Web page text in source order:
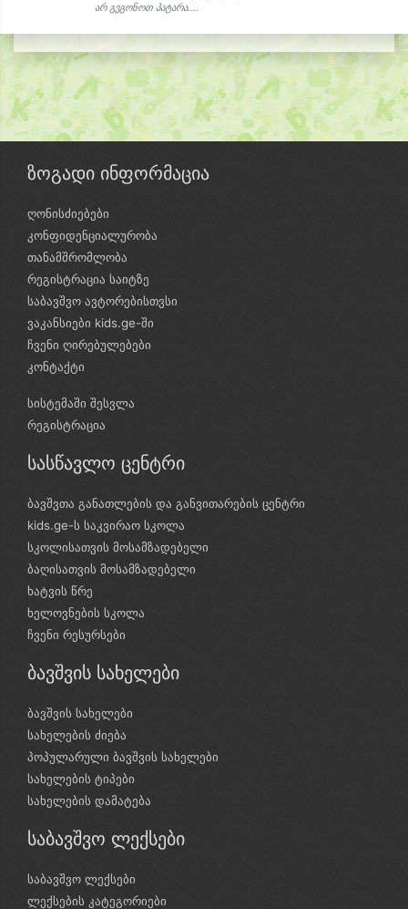
არ გეგონოთ პატარა....
ზოგადი ინფორმაცია
ღონისძიებები
კონფიდენციალურობა
თანამშრომლობა
რეგისტრაცია საიტზე
საბავშვო ავტორებისთვსი
ვაკანსიები kids.ge-ში
ჩვენი ღირებულებები
კონტაქტი
სისტემაში შესვლა
რეგისტრაცია
სასწავლო ცენტრი
ბავშვთა განათლების და განვითარების ცენტრი
kids.ge-ს საკვირაო სკოლა
სკოლისათვის მოსამზადებელი
ბაღისათვის მოსამზადებელი
ხატვის წრე
ხელოვნების სკოლა
ჩვენი რესურსები
ბავშვის სახელები
ბავშვის სახელები
სახელების ძიება
პოპულარული ბავშვის სახელები
სახელების ტიპები
სახელების დამატება
საბავშვო ლექსები
საბავშვო ლექსები
ლექსების კატეგორიები